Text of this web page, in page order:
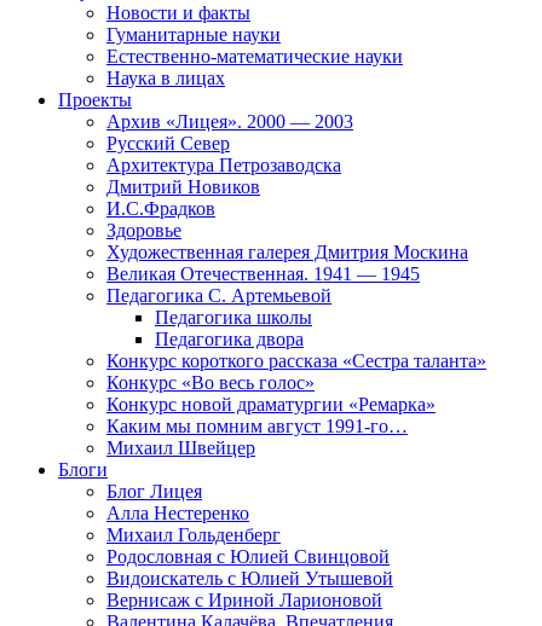
Новости и факты
Гуманитарные науки
Естественно-математические науки
Наука в лицах
Проекты
Архив «Лицея». 2000 — 2003
Русский Север
Архитектура Петрозаводска
Дмитрий Новиков
И.С.Фрадков
Здоровье
Художественная галерея Дмитрия Москина
Великая Отечественная. 1941 — 1945
Педагогика С. Артемьевой
Педагогика школы
Педагогика двора
Конкурс короткого рассказа «Сестра таланта»
Конкурс «Во весь голос»
Конкурс новой драматургии «Ремарка»
Каким мы помним август 1991-го…
Михаил Швейцер
Блоги
Блог Лицея
Алла Нестеренко
Михаил Гольденберг
Родословная с Юлией Свинцовой
Видоискатель с Юлией Утышевой
Вернисаж с Ириной Ларионовой